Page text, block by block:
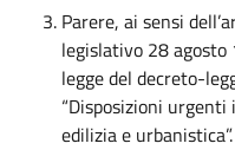
Parere, ai sensi
legislativo 28
legge del decreto-
“Disposizioni
edilizia e